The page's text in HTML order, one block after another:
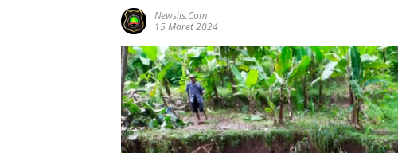
Newsils.com
15 Maret 2024